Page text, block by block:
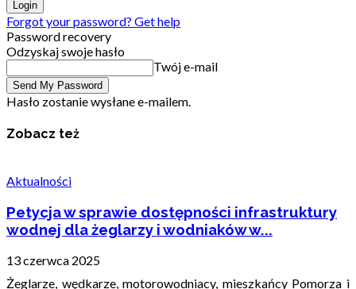
Forgot your password? Get help
Password recovery
Odzyskaj swoje hasło
Twój e-mail
Hasło zostanie wysłane e-mailem.
Zobacz też
Aktualności
Petycja w sprawie dostępności infrastruktury
wodnej dla żeglarzy i wodniaków w...
13 czerwca 2025
Żeglarze, wędkarze, motorowodniacy, mieszkańcy Pomorza i